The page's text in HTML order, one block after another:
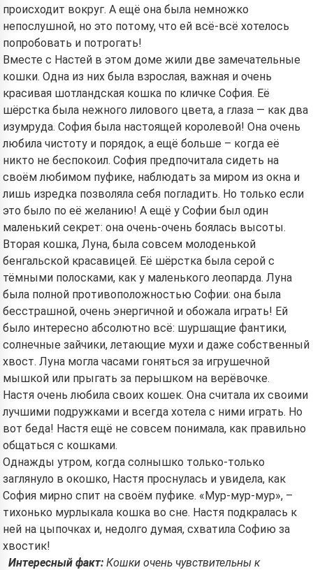
происходит вокруг. А ещё она была немножко
непослушной, но это потому, что ей всё-всё хотелось
попробовать и потрогать!
Вместе с Настей в этом доме жили две замечательные
кошки. Одна из них была взрослая, важная и очень
красивая шотландская кошка по кличке София. Её
шёрстка была нежного лилового цвета, а глаза — как два
изумруда. София была настоящей королевой! Она очень
любила чистоту и порядок, а ещё больше – когда её
никто не беспокоил. София предпочитала сидеть на
своём любимом пуфике, наблюдать за миром из окна и
лишь изредка позволяла себя погладить. Но только если
это было по её желанию! А ещё у Софии был один
маленький секрет: она очень-очень боялась высоты.
Вторая кошка, Луна, была совсем молоденькой
бенгальской красавицей. Её шёрстка была серой с
тёмными полосками, как у маленького леопарда. Луна
была полной противоположностью Софии: она была
бесстрашной, очень энергичной и обожала играть! Ей
было интересно абсолютно всё: шуршащие фантики,
солнечные зайчики, летающие мухи и даже собственный
хвост. Луна могла часами гоняться за игрушечной
мышкой или прыгать за перышком на верёвочке.
Настя очень любила своих кошек. Она считала их своими
лучшими подружками и всегда хотела с ними играть. Но
вот беда! Настя ещё не совсем понимала, как правильно
общаться с кошками.
Однажды утром, когда солнышко только-только
заглянуло в окошко, Настя проснулась и увидела, как
София мирно спит на своём пуфике. «Мур-мур-мур», –
тихонько мурлыкала кошка во сне. Настя подкралась к
ней на цыпочках и, недолго думая, схватила Софию за
хвостик!
Интересный факт: Кошки очень чувствительны к